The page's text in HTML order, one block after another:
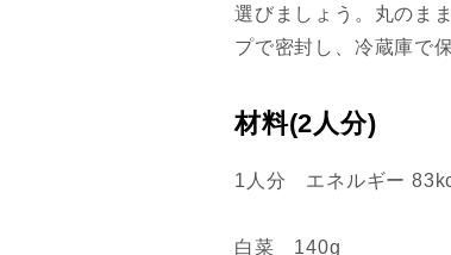
選びましょう。丸のま
プで密封し、冷蔵庫で
材料(2人分)
1人分 エネルギー
白菜 140g